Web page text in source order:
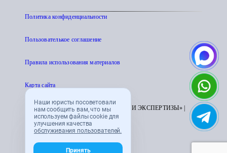
Наши юристы посоветовали
нам сообщить вам, что мы
используем файлы cookie для
улучшения качества
обслуживания пользователей.
Принять
Политика конфиденциальности
Пользователькое соглашение
Правила использования материалов
Карта сайта
© 1995 - 2026 «ЦЕНТР АТТЕСТАЦИИ И ЭКСПЕРТИЗЫ» |
CENTRATTEK.RU